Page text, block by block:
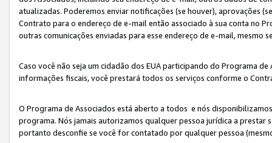
atualizadas. Poderemos enviar notificações (se houver), aprovações
Contrato para o endereço de e-mail então associado à sua conta no
outras comunicações enviadas para esse endereço de e-mail,
Caso você não seja um cidadão dos EUA participando do Programa
informações fiscais, você prestará todos os serviços conforme o
O Programa de Associados está aberto a todos e nós
programa. Nós jamais autorizamos qualquer pessoa jurídica a
portanto desconfie se você for contatado por qualquer pessoa